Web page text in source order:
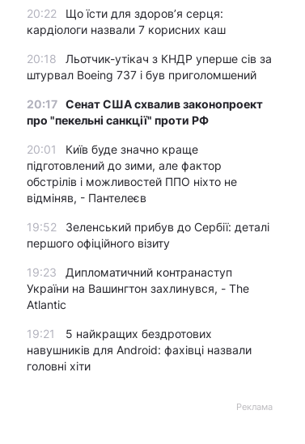
20:22
Що їсти для здоров’я серця:
кардіологи назвали 7 корисних каш
20:18
Льотчик-утікач з КНДР уперше сів за
штурвал Boeing 737 і був приголомшений
20:17 Сенат США схвалив законопроект
про "пекельні санкції" проти РФ
20:01
Київ буде значно краще
підготовлений до зими, але фактор
обстрілів і можливостей ППО ніхто не
відміняв, - Пантелеєв
19:52
Зеленський прибув до Сербії: деталі
першого офіційного візиту
19:23
Дипломатичний контранаступ
України на Вашингтон захлинувся, - The
Atlantic
19:21
5 найкращих бездротових
навушників для Android: фахівці назвали
головні хіти
Реклама